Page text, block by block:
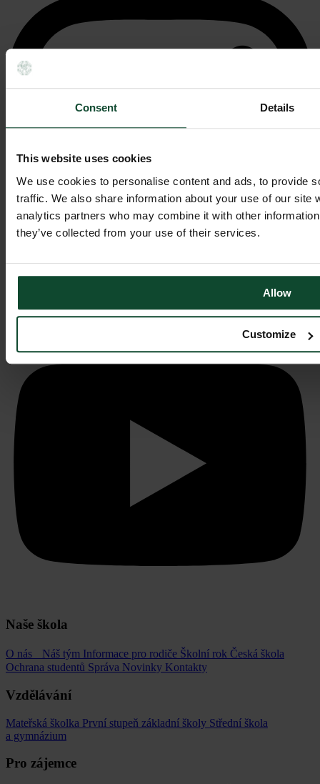
Consent Details
This website uses cookies
We use cookies to personalise content and ads, to provide
traffic. We also share information about your use of our site
analytics partners who may combine it with other
they’ve collected from your use of their services.
Allow
Customize
Naše škola
O nás Náš tým Informace pro rodiče Školní rok Česká škola
Ochrana studentů Správa Novinky Kontakty
Vzdělávání
Mateřská školka První stupeň základní školy Střední škola
a gymnázium
Pro zájemce